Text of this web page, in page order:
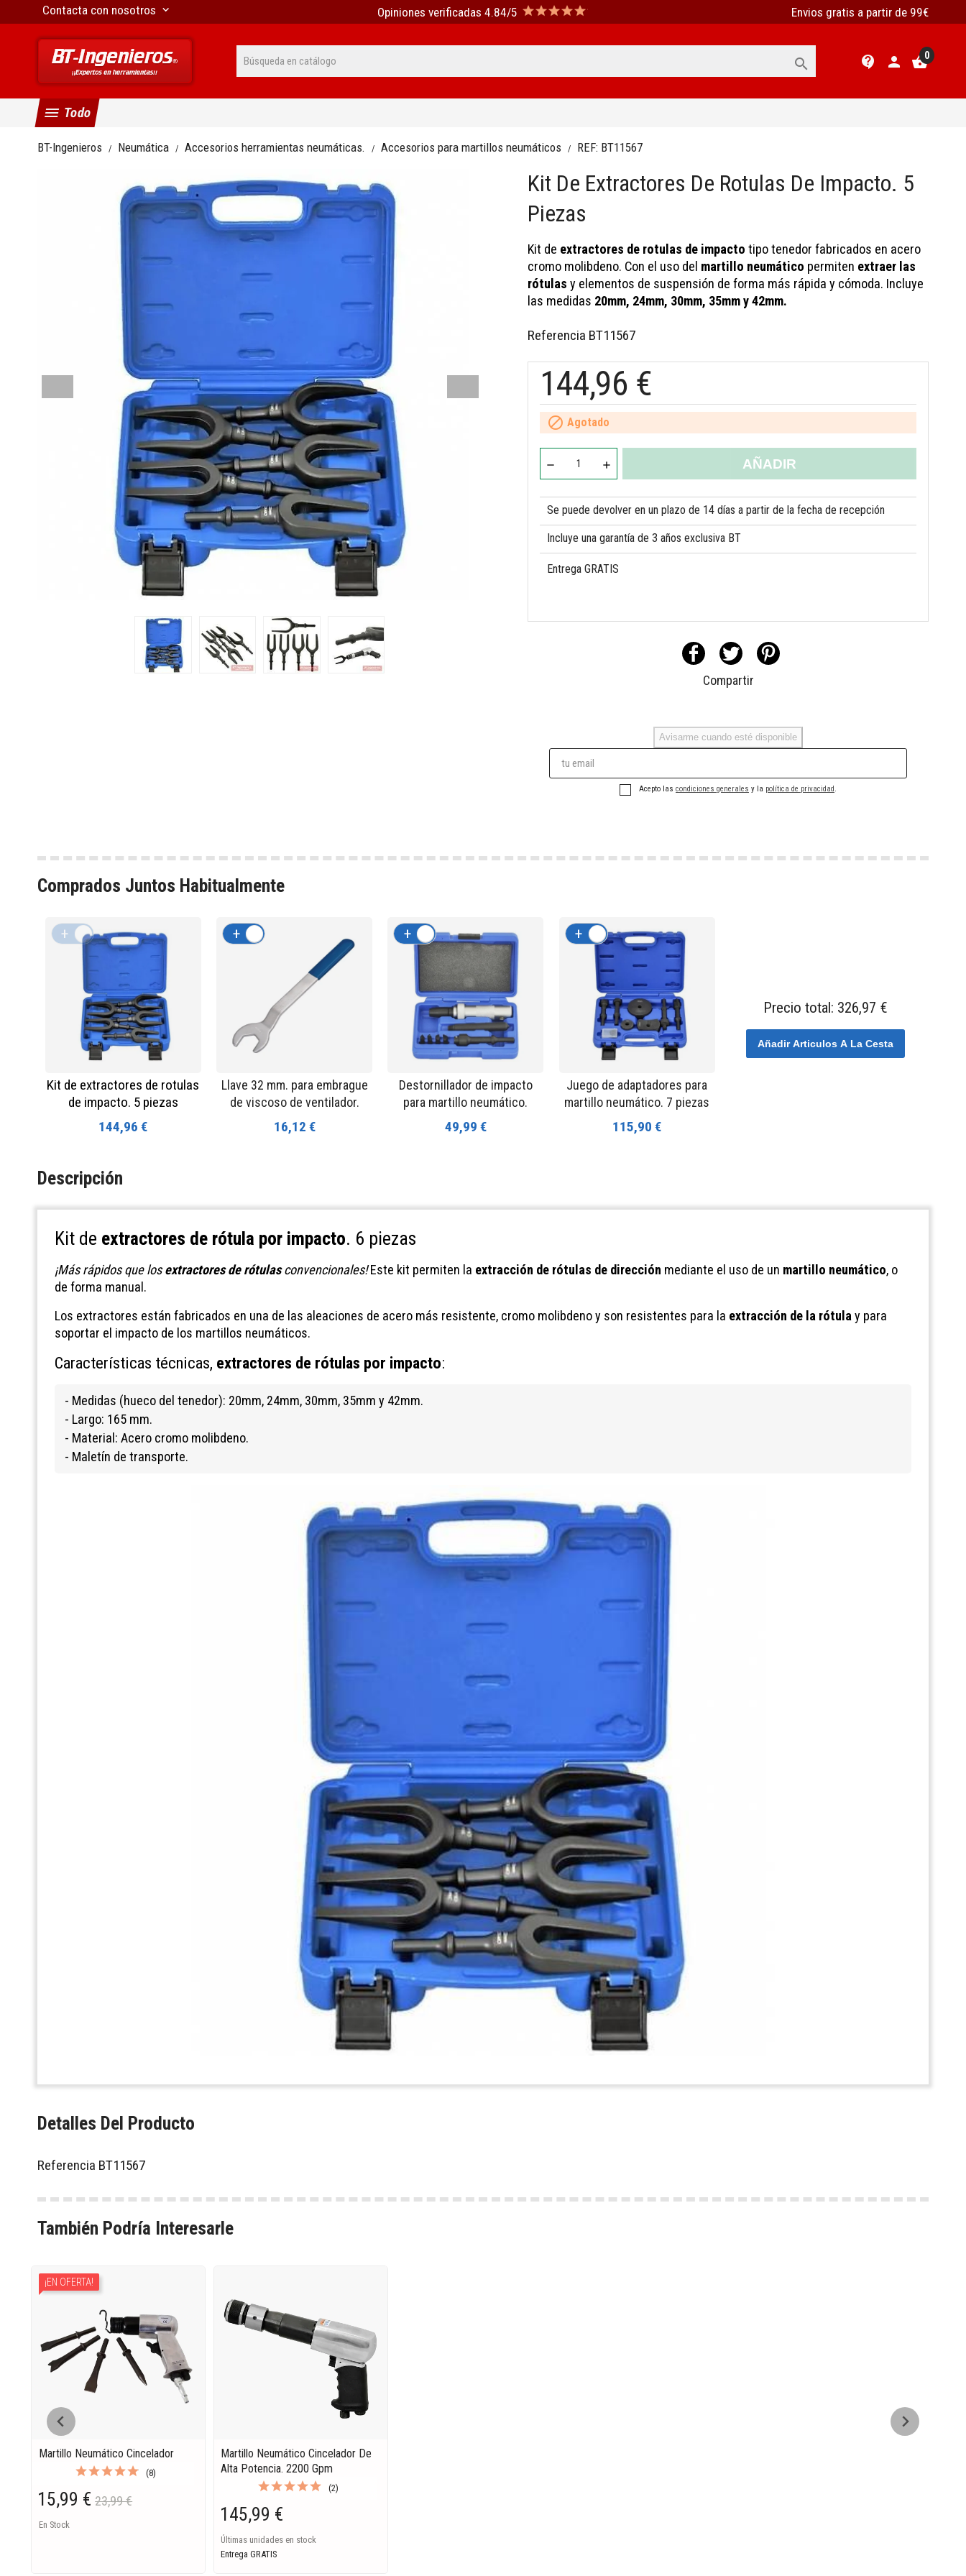
Contacta con nosotros keyboard_arrow_down Opiniones verificadas 4.84/5 Envios gratis a partir de 99€
 contact_support person shopping_basket0
menu Todo
BT-Ingenieros Neumática Accesorios herramientas neumáticas. Accesorios para martillos neumáticos REF: BT11567
Kit De Extractores De Rotulas De Impacto. 5
Piezas
Kit de extractores de rotulas de impacto tipo tenedor fabricados en acero
cromo molibdeno. Con el uso del martillo neumático permiten extraer las
rótulas y elementos de suspensión de forma más rápida y cómoda. Incluye
las medidas 20mm, 24mm, 30mm, 35mm y 42mm.
Referencia BT11567
144,96 €
 Agotado
AÑADIR
Se puede devolver en un plazo de 14 días a partir de la fecha de recepción
Incluye una garantía de 3 años exclusiva BT
Entrega GRATIS
Compartir
Avisarme cuando esté disponible
Acepto las condiciones generales y la política de privacidad .
Comprados Juntos Habitualmente
Kit de extractores de rotulas
de impacto. 5 piezas
144,96 €
+ -
Llave 32 mm. para embrague
de viscoso de ventilador.
16,12 €
+
Destornillador de impacto
para martillo neumático.
49,99 €
+ -
Juego de adaptadores para
martillo neumático. 7 piezas
115,90 €
+ -
Precio total: 326,97 €
Añadir Articulos A La Cesta
Descripción
Kit de extractores de rótula por impacto. 6 piezas
¡Más rápidos que losextractores de rótulasconvencionales!Este kit permiten la extracción de rótulas de dirección mediante el uso de un martillo neumático, o
de forma manual.
Los extractores están fabricados en una de las aleaciones de acero más resistente, cromo molibdeno y son resistentes para la extracción de la rótulay para
soportar el impacto de los martillos neumáticos.
Características técnicas, extractores de rótulas por impacto:
- Medidas (hueco del tenedor): 20mm, 24mm, 30mm, 35mm y 42mm.
- Largo: 165 mm.
- Material: Acero cromo molibdeno.
- Maletín de transporte.
Detalles Del Producto
Referencia BT11567
También Podría Interesarle
Martillo Neumático Cincelador
(8)
15,99 € 23,99 €
En Stock
¡EN OFERTA!
Martillo Neumático Cincelador De
Alta Potencia. 2200 Gpm
(2)
145,99 €
Últimas unidades en stock
Entrega GRATIS